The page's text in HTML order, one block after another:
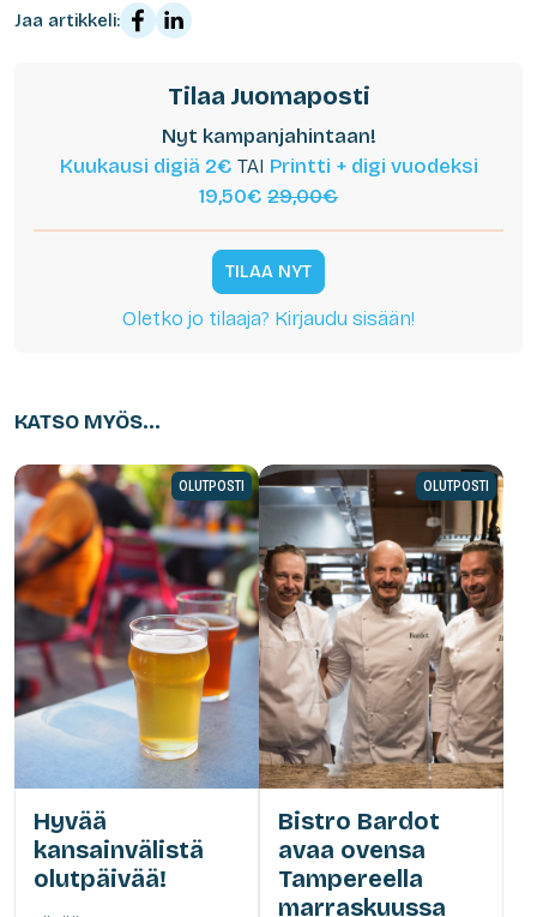
Jaa artikkeli:
Tilaa Juomaposti
Nyt kampanjahintaan!
Kuukausi digiä 2€ TAI Printti + digi vuodeksi
19,50€ 29,00€
TILAA NYT
Oletko jo tilaaja? Kirjaudu sisään!
KATSO MYÖS...
OLUTPOSTI
Hyvää
kansainvälistä
olutpäivää!
OLUTPOSTI
Bistro Bardot
avaa ovensa
Tampereella
marraskuussa